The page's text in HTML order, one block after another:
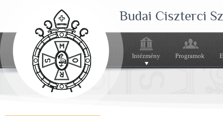
Budai Ciszterci
Intézmény Programok